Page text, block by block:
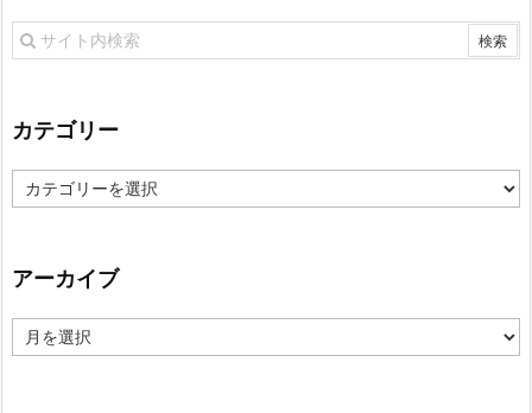
カテゴリー
テ
ー
アーカイブ
ー